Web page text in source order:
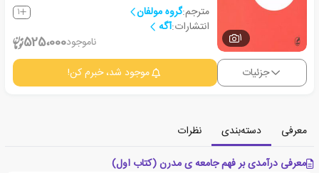
1
مترجم:گروه مولفان 1
انتشارات:آگه
ناموجود525،000
جزئیات موجود شد، خبرم کن!
معرفی دسته‌بندی
نظرات
معرفی درآمدی بر فهم جامعه ی مدرن (کتاب اول)